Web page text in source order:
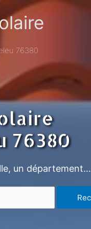
76380
76380
un département…